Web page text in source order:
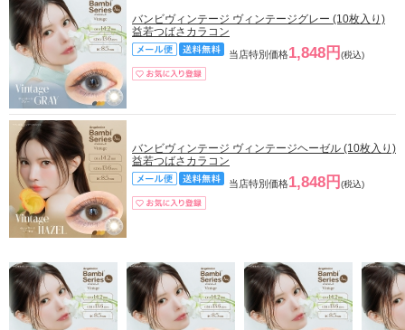
バンビヴィンテージ ヴィンテージグレー (10枚入り)
益若つばさカラコン
当店特別価格1,848円 (税込)
バンビヴィンテージ ヴィンテージヘーゼル (10枚入り)
益若つばさカラコン
当店特別価格1,848円 (税込)